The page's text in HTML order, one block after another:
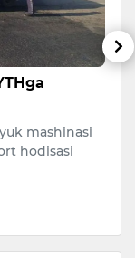
mashinasi
hodisasi